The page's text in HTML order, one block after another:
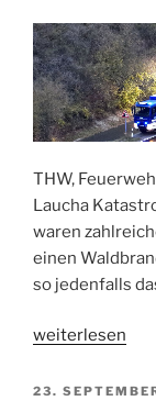
THW,
Laucha
waren
einen
so jedenfalls
„Übung
weiterlesen
23.